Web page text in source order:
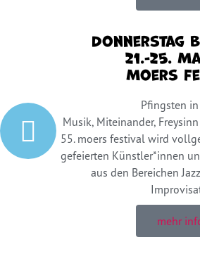
Donnerstag
21.-25.
Moers
Pfingsten
Musik, Miteinander,
55. moers festival wird
gefeierten Künstler*innen
aus den Bereichen
mehr